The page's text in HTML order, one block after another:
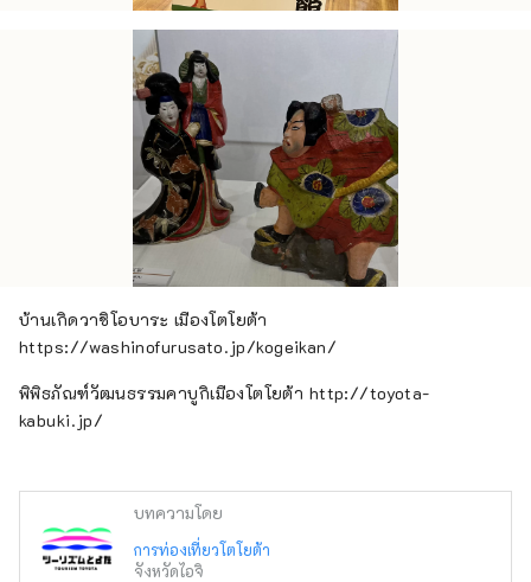
บ้านเกิดวาชิโอบาระ เมืองโตโยต้า
https://washinofurusato.jp/kogeikan/
พิพิธภัณฑ์วัฒนธรรมคาบูกิเมืองโตโยต้า http://toyota-
kabuki.jp/
บทความโดย
การท่องเที่ยวโตโยต้า
จังหวัดไอจิ